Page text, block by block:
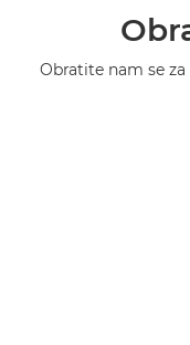
Obratite nam se